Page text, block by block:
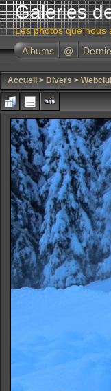
Galeries
Les photos que nous
Albums
@
Accueil > Divers >